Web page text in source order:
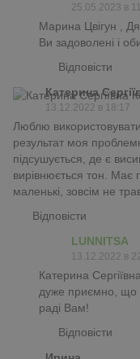
25.05.2023 в
Марина Цвігун ,
Ви задоволені і
Відповісти
Катерина
13.12.2022 в 18:17
Люблю
результат моя
підсушується, де є
вирівнюється тон. Має
маленькі, зовсім не
Відповісти
LUNNITSA
13.12.2022 в
Катерина
дуже приємно, що
раді Вам!
Відповісти